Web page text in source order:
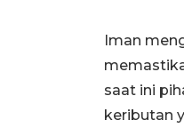
Iman
saat ini
keributan